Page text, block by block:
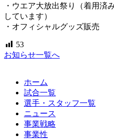
・ウエア大放出祭り（着用済
しています）
・オフィシャルグッズ販売
53
お知らせ一覧へ
ホーム
試合一覧
選手・スタッフ一覧
ニュース
事業戦略
事業性